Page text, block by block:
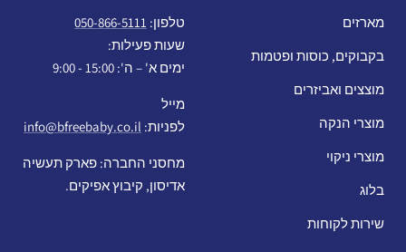
מארזים
בקבוקים, כוסות ופטמות
מוצצים ואביזרים
מוצרי הנקה
מוצרי ניקוי
בלוג
שירות לקוחות
טלפון: 050-866-5111
שעות פעילות:
ימים א' – ה': 15:00 - 9:00
מייל
לפניות: info@bfreebaby.co.il
מחסני החברה: פארק תעשיה
אדיסון, קיבוץ אפיקים.